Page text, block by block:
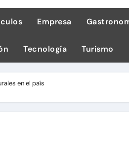
Empresa
Tecnología Turismo
en el país